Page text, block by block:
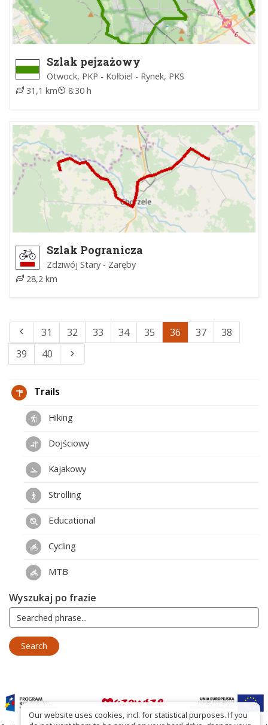
Szlak pejzażowy
Otwock, PKP - Kołbiel - Rynek, PKS
31,1 km
8:30 h
Szlak Pogranicza
Zdziwój Stary - Zaręby
28,2 km
31 32 33 34 35 36 37
38
39
40
Trails
Hiking
Dojściowy
Kajakowy
Strolling
Educational
Cycling
MTB
Wyszukaj po frazie
Our website uses cookies, incl. for statistical purposes. If you